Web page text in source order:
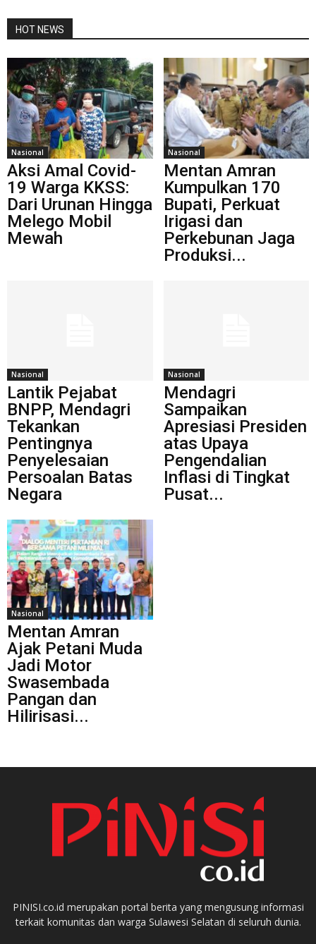
HOT NEWS
Nasional
Aksi Amal Covid-
19 Warga KKSS:
Dari Urunan Hingga
Melego Mobil
Mewah
Nasional
Mentan Amran
Kumpulkan 170
Bupati, Perkuat
Irigasi dan
Perkebunan Jaga
Produksi...
Nasional
Lantik Pejabat
BNPP, Mendagri
Tekankan
Pentingnya
Penyelesaian
Persoalan Batas
Negara
Nasional
Mendagri
Sampaikan
Apresiasi Presiden
atas Upaya
Pengendalian
Inflasi di Tingkat
Pusat...
Nasional
Mentan Amran
Ajak Petani Muda
Jadi Motor
Swasembada
Pangan dan
Hilirisasi...
PINISI.co.id merupakan portal berita yang mengusung informasi
terkait komunitas dan warga Sulawesi Selatan di seluruh dunia.